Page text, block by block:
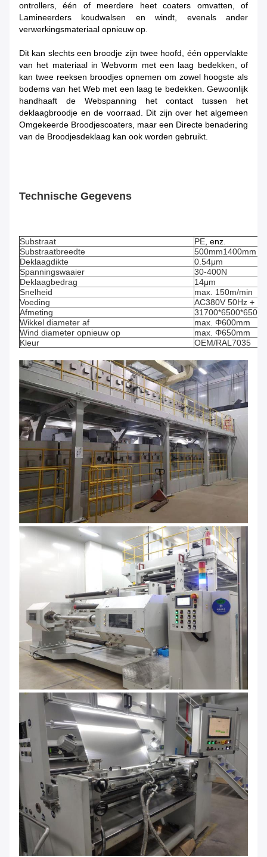
ontrollers, één of meerdere heet coaters omvatten, of
Lamineerders koudwalsen en windt, evenals ander
verwerkingsmateriaal opnieuw op.
Dit kan slechts een broodje zijn twee hoofd, één oppervlakte
van het materiaal in Webvorm met een laag bedekken, of
kan twee reeksen broodjes opnemen om zowel hoogste als
bodems van het Web met een laag te bedekken. Gewoonlijk
handhaaft de Webspanning het contact tussen het
deklaagbroodje en de voorraad. Dit zijn over het algemeen
Omgekeerde Broodjescoaters, maar een Directe benadering
van de Broodjesdeklaag kan ook worden gebruikt.
Technische Gegevens
Substraat PE, enz.
Substraatbreedte
500mm1400mm
Deklaagdikte
0.54μm
Spanningswaaier
30-400N
Deklaagbedrag
14μm
Snelheid
max. 150m/min
Voeding
AC380V 50Hz + PE
Afmeting
Wikkel diameter af
max. Φ600mm
Wind diameter opnieuw op
max. Φ650mm
Kleur
OEM/RAL7035